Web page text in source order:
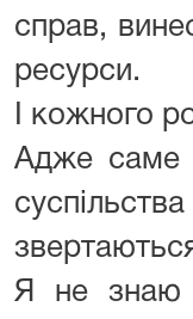
справ,
ресурси.
І кожного
Адже саме
Я не знаю